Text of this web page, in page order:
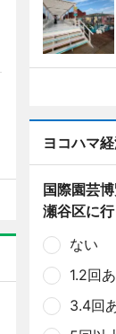
ヨコハマ
国際園芸
瀬谷区に
ない
1.2回
3.4回